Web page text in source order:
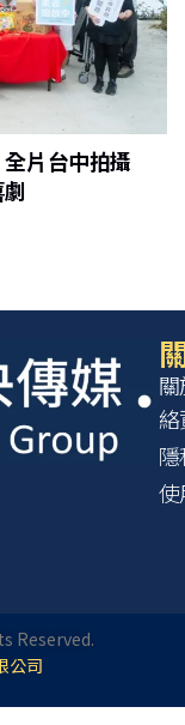
全片台中拍攝
Reserved.
公司